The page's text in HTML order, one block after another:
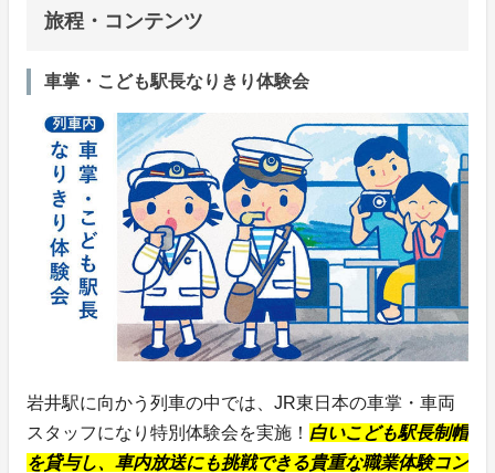
旅程・コンテンツ
車掌・こども駅長なりきり体験会
岩井駅に向かう列車の中では、JR東日本の車掌・車両
スタッフになり特別体験会を実施！ 白いこども駅長制帽
を貸与し、車内放送にも挑戦できる貴重な職業体験コン